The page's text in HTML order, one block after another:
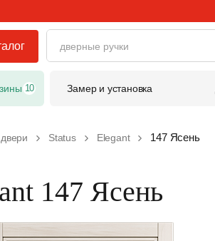
10 Замер и установка
Status Elegant 147 Ясень
147 Ясень